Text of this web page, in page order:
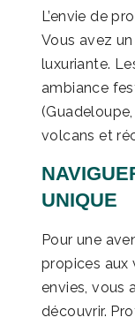
L’envie de
Vous avez
luxuriante.
ambiance
volcans et
UNIQUE
Pour une
propices aux
envies, vous
découvrir.